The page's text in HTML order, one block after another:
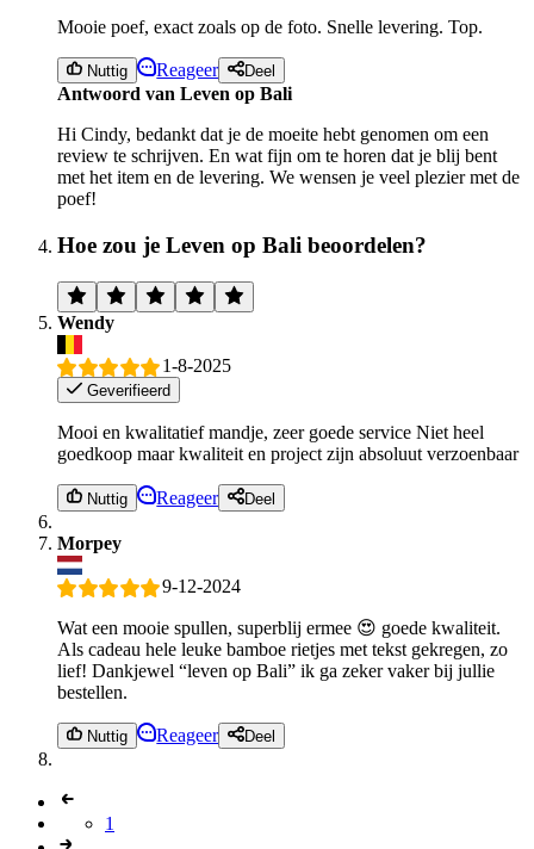
Mooie poef, exact zoals op de foto. Snelle levering. Top.
Nuttig Reageer Deel
Antwoord van Leven op Bali
Hi Cindy, bedankt dat je de moeite hebt genomen om een
review te schrijven. En wat fijn om te horen dat je blij bent
met het item en de levering. We wensen je veel plezier met de
poef!
Hoe zou je Leven op Bali beoordelen?
Wendy
1-8-2025
Geverifieerd
Mooi en kwalitatief mandje, zeer goede service Niet heel
goedkoop maar kwaliteit en project zijn absoluut verzoenbaar
Nuttig Reageer Deel
Morpey
9-12-2024
Wat een mooie spullen, superblij ermee 😍 goede kwaliteit.
Als cadeau hele leuke bamboe rietjes met tekst gekregen, zo
lief! Dankjewel “leven op Bali” ik ga zeker vaker bij jullie
bestellen.
Nuttig Reageer Deel
1